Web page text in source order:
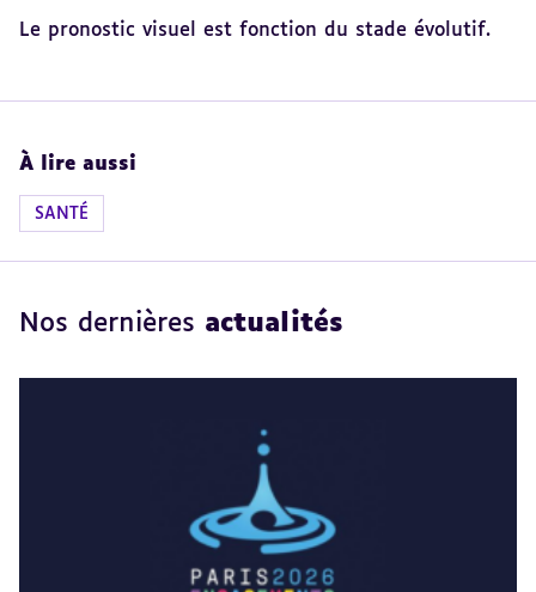
Le pronostic visuel est fonction du stade évolutif.
À lire aussi
SANTÉ
Nos dernières actualités